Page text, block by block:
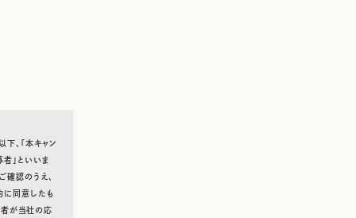
、「本キャン
」といいま
確認のうえ、
に同意したも
者が当社の応